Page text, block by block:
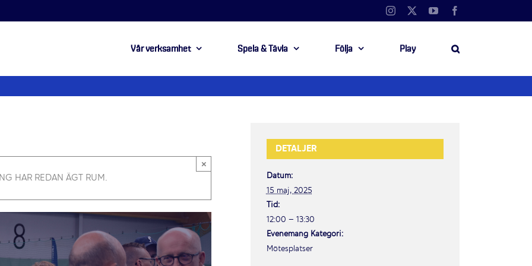
Instagram YouTube
Vår verksamhet Spela & Tävla Följa Play
HAR REDAN ÄGT RUM.
×
DETALJER
Datum:
15 maj, 2025
Tid:
12:00 – 13:30
Evenemang Kategori:
Mötesplatser